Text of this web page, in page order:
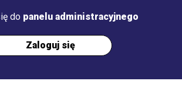
do panelu administracyjnego
Zaloguj się